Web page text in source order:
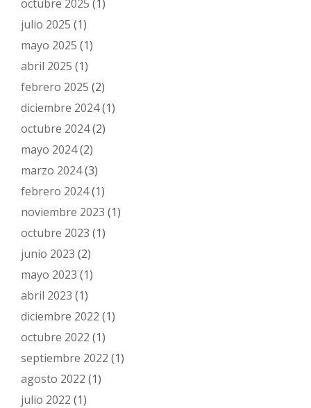
octubre 2025 (1)
julio 2025 (1)
mayo 2025 (1)
abril 2025 (1)
febrero 2025 (2)
diciembre 2024(1)
octubre 2024(2)
mayo 2024(2)
marzo 2024(3)
febrero 2024(1)
noviembre 2023 (1)
octubre 2023 (1)
junio 2023 (2)
mayo 2023 (1)
abril 2023 (1)
diciembre 2022 (1)
octubre 2022 (1)
septiembre 2022 (1)
agosto 2022 (1)
julio 2022 (1)